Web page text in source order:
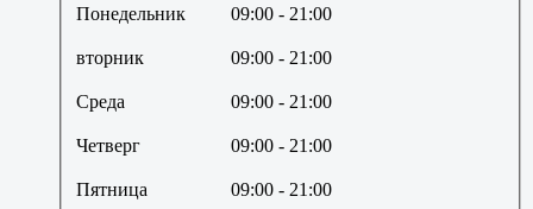
Понедельник 09:00 - 21:00
вторник 09:00 - 21:00
Среда 09:00 - 21:00
Четверг 09:00 - 21:00
Пятница 09:00 - 21:00